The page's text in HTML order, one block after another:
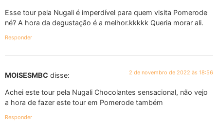
Esse tour pela Nugali é imperdível para quem visita Pomerode
né? A hora da degustação é a melhor.kkkkk Queria morar ali.
Responder
MOISESMBC disse: 2 de novembro de 2022 às 18:56
Achei este tour pela Nugali Chocolantes sensacional, não vejo
a hora de fazer este tour em Pomerode também
Responder